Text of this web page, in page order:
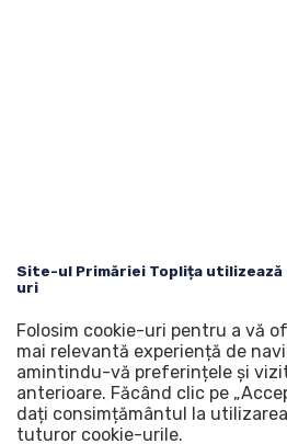
Site-ul Primăriei Toplița utilizează
uri
Folosim cookie-uri pentru a vă
mai relevantă experiență de
amintindu-vă preferințele și
anterioare. Făcând clic pe
dați consimțământul la utilizarea
tuturor cookie-urile.